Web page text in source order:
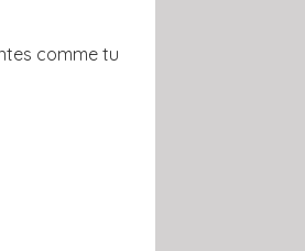
comme tu